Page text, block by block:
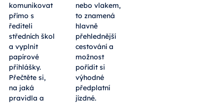
komunikovat
přímo s
řediteli
středních škol
a vyplnit
papírové
přihlášky.
Přečtěte si,
na jaká
pravidla a
nebo vlakem,
to znamená
hlavně
přehlednější
cestování a
možnost
pořídit si
výhodné
předplatní
jízdné.